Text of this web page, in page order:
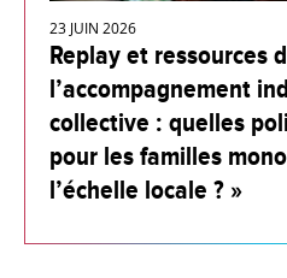
23 JUIN 2026
Replay et ressources
l’accompagnement
collective : quelles
pour les familles
l’échelle locale ? »